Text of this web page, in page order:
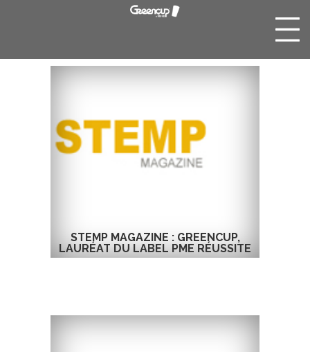
STEMP MAGAZINE : GREENCUP,
LAURÉAT DU LABEL PME RÉUSSITE